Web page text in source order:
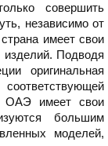
совершить
независимо от
имеет свои
Подводя
оригинальная
ОАЭ имеет свои
большим
моделей,